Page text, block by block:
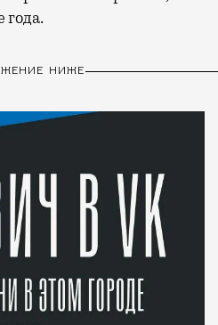
года.
НИЖЕ